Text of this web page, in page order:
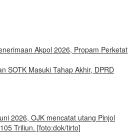
Akpol 2026, Propam Perketat
SOTK Masuki Tahap Akhir, DPRD